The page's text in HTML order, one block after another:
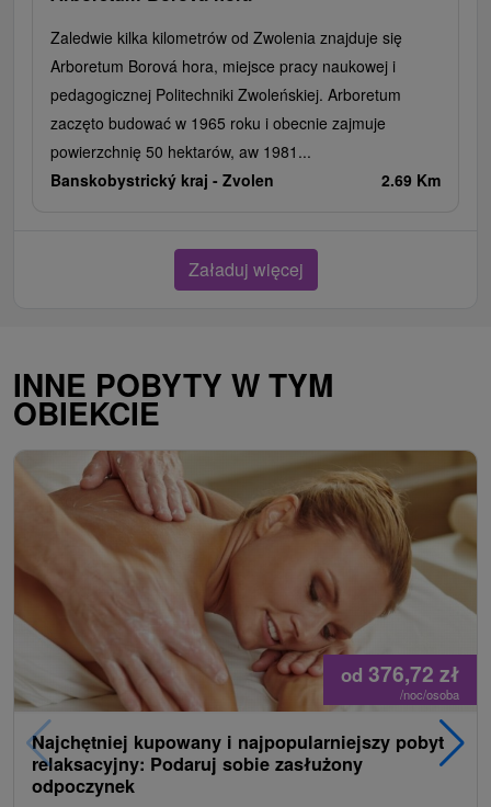
Zaledwie kilka kilometrów od Zwolenia znajduje się
Arboretum Borová hora, miejsce pracy naukowej i
pedagogicznej Politechniki Zwoleńskiej. Arboretum
zaczęto budować w 1965 roku i obecnie zajmuje
powierzchnię 50 hektarów, aw 1981...
Banskobystrický kraj - Zvolen 2.69 Km
Załaduj więcej
INNE POBYTY W TYM
OBIEKCIE
od 376,72 zł
/noc/osoba
Najchętniej kupowany i najpopularniejszy pobyt
relaksacyjny: Podaruj sobie zasłużony
odpoczynek